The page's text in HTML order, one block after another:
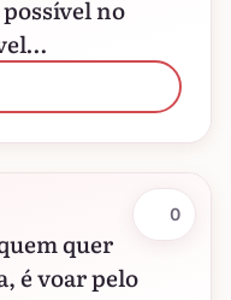
no
quer
é voar pelo
0